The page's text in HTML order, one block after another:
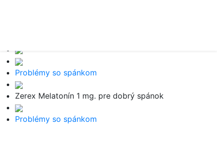
Problémy so spánkom
Zerex Melatonín 1 mg. pre dobrý spánok
Problémy so spánkom